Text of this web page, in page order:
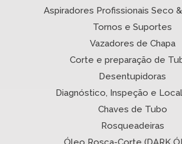
Aspiradores Profissionais Seco
Tornos e Suportes
Vazadores de Chapa
Corte e preparação de
Desentupidoras
Diagnóstico, Inspeção e
Chaves de Tubo
Rosqueadeiras